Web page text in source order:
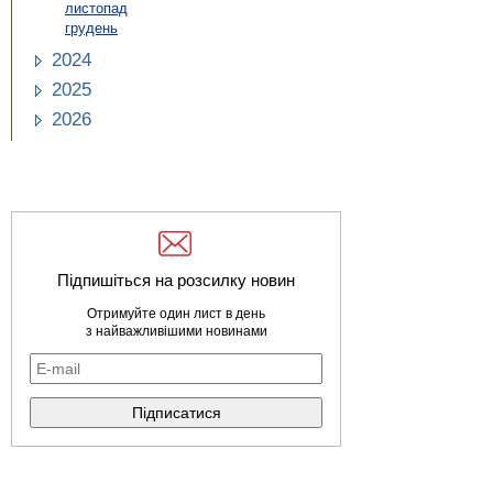
листопад
грудень
2024
2025
2026
Підпишіться на розсилку новин
Отримуйте один лист в день
з найважливішими новинами